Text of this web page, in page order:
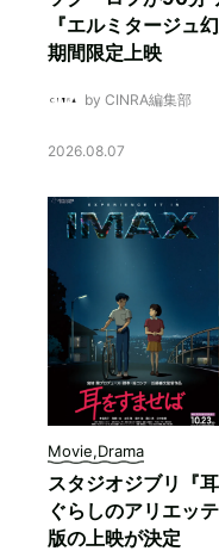
『エルミタージュ
期間限定上映
by CINRA編集部
2026.08.07
Movie,Drama
スタジオジブリ『
ぐらしのアリエッ
版の上映が決定